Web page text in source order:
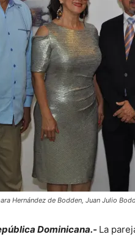
Hernández de Bodden, Juan Julio
Dominicana.- La